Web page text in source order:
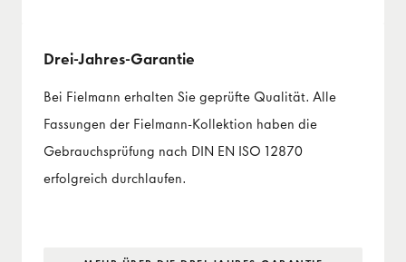
Drei-Jahres-Garantie
Bei Fielmann erhalten Sie geprüfte Qualität. Alle
Fassungen der Fielmann-Kollektion haben die
Gebrauchsprüfung nach DIN EN ISO 12870
erfolgreich durchlaufen.